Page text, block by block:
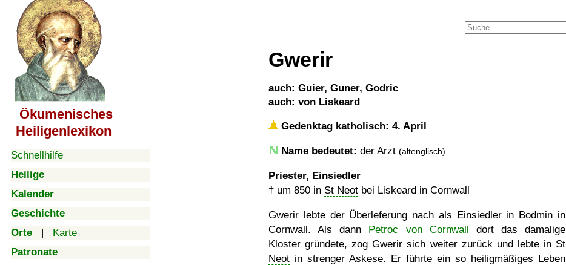
Ökumenisches
Heiligenlexikon
Schnellhilfe
Heilige
Kalender
Geschichte
Orte | Karte
Patronate
Gwerir
auch: Guier, Guner, Godric
auch: von Liskeard
Gedenktag katholisch: 4. April
Name bedeutet: der Arzt (altenglisch)
Priester, Einsiedler
† um 850 in St Neot bei Liskeard in Cornwall
Gwerir lebte der Überleferung nach als Einsiedler in Bodmin in
Cornwall. Als dann Petroc von Cornwall dort das damalige
Kloster gründete, zog Gwerir sich weiter zurück und lebte in St
Neot in strenger Askese. Er führte ein so heiligmäßiges Leben